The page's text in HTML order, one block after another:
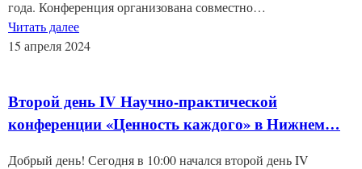
года. Конференция организована совместно…
Читать далее
15 апреля 2024
Второй день IV Научно-практической
конференции «Ценность каждого» в Нижнем…
Добрый день! Сегодня в 10:00 начался второй день IV